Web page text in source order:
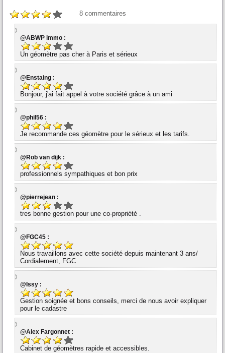
8 commentaires
@ABWP immo :
Un géomètre pas cher à Paris et sérieux
@Enstaing :
Bonjour, j'ai fait appel à votre société grâce à un ami
@phil56 :
Je recommande ces géomètre pour le sérieux et les tarifs.
@Rob van dijk :
professionnels sympathiques et bon prix
@pierrejean :
tres bonne gestion pour une co-propriété .
@FGC45 :
Nous travaillons avec cette société depuis maintenant 3 ans/
Cordialement, FGC
@Issy :
Gestion soignée et bons conseils, merci de nous avoir expliquer
pour le cadastre
@Alex Fargonnet :
Cabinet de géomètres rapide et accessibles.